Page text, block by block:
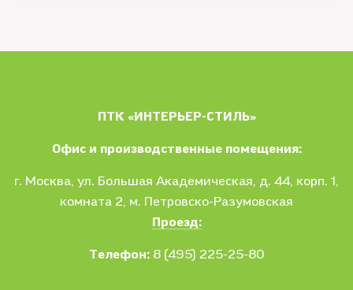
ПТК «ИНТЕРЬЕР-СТИЛЬ»
Офис и производственные помещения:
г. Москва, ул. Большая Академическая, д. 44, корп. 1,
комната 2, м. Петровско-Разумовская
Проезд:
Телефон: 8 (495) 225-25-80